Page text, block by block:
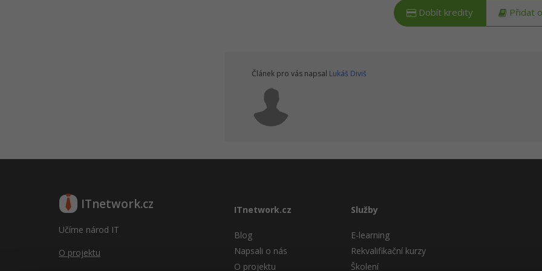
Dobít kredity Přidat
Článek pro vás napsal Lukáš Diviš
ITnetwork.cz
Učíme národ IT
O projektu
ITnetwork.cz
Blog
Napsali o nás
O projektu
Služby
E-learning
Rekvalifikační kurzy
Školení